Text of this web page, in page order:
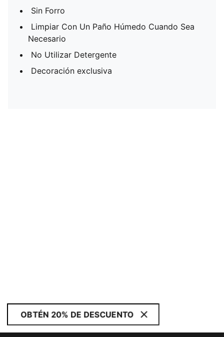
Sin Forro
Limpiar Con Un Paño Húmedo Cuando Sea
Necesario
No Utilizar Detergente
Decoración exclusiva
OBTÉN 20% DE DESCUENTO